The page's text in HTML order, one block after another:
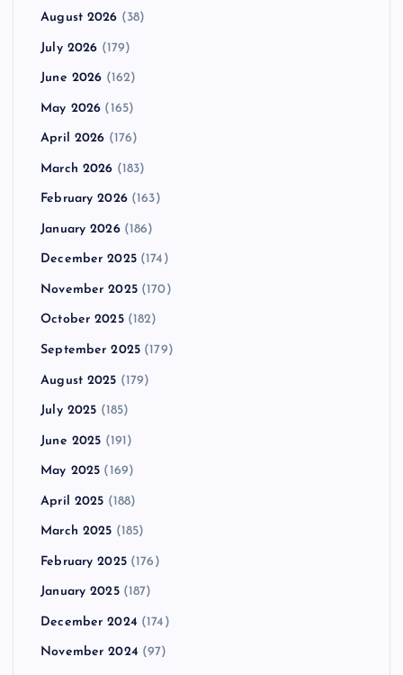
August 2026 (38)
July 2026 (179)
June 2026 (162)
May 2026 (165)
April 2026 (176)
March 2026 (183)
February 2026(163)
January 2026(186)
December 2025(174)
November 2025(170)
October 2025(182)
September 2025 (179)
August 2025 (179)
July 2025 (185)
June 2025 (191)
May 2025 (169)
April 2025 (188)
March 2025 (185)
February 2025(176)
January 2025(187)
December 2024 (174)
November 2024 (97)